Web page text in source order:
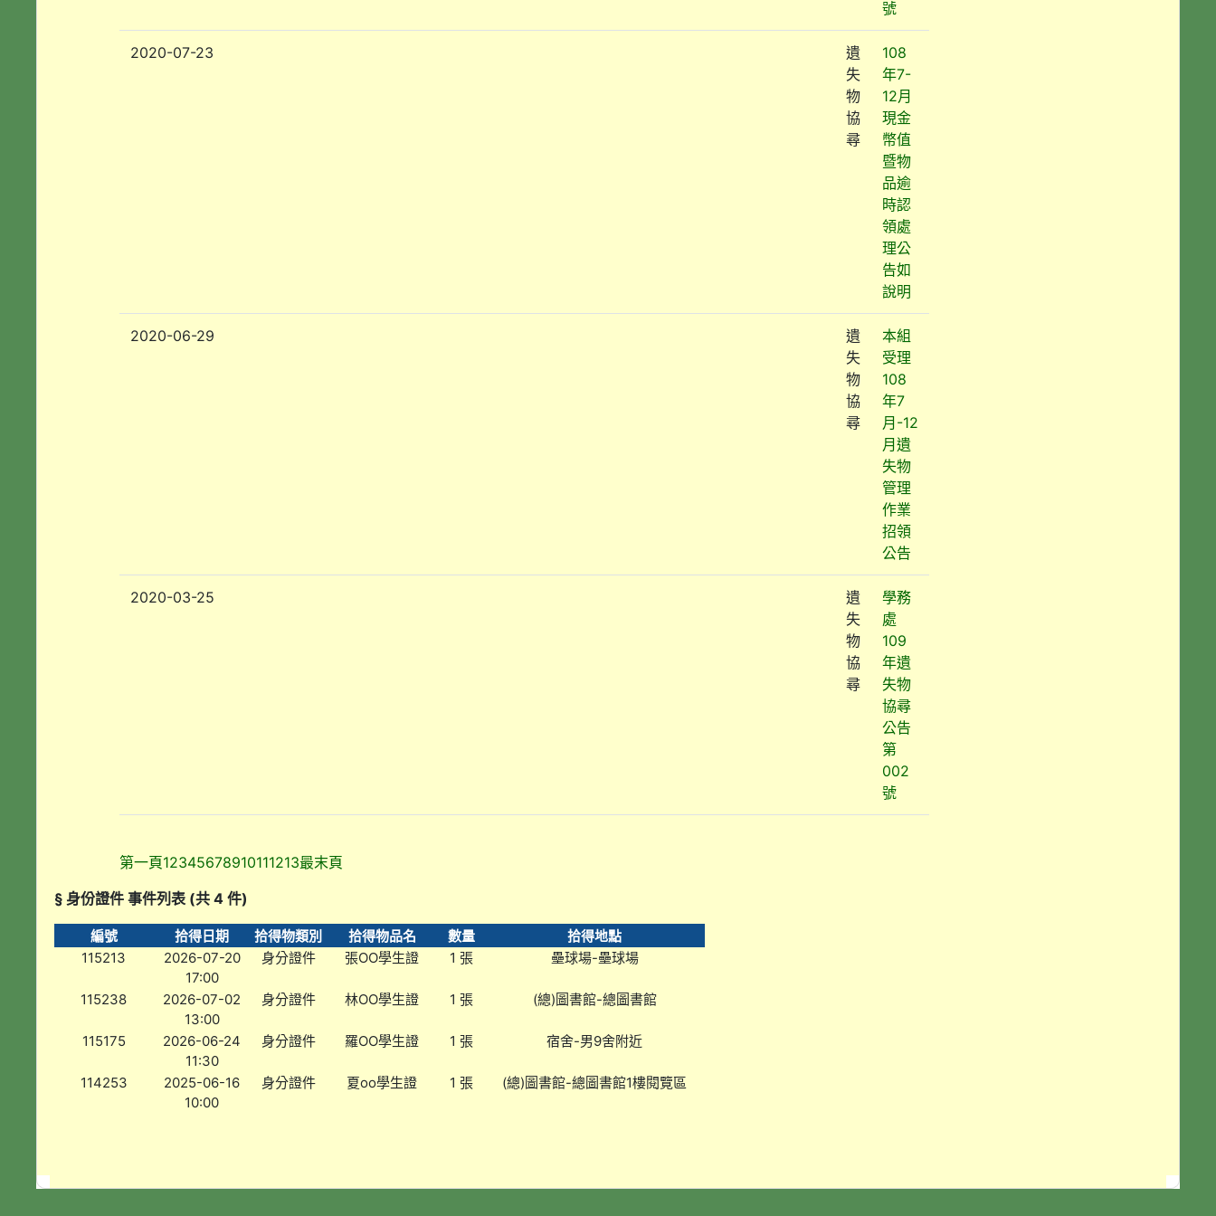
號
2020-07-23
遺
失
物
協
尋
108
年7-
12月
現金
幣值
暨物
品逾
時認
領處
理公
告如
說明
2020-06-29
遺
失
物
協
尋
本組
受理
108
年7
月-12
月遺
失物
管理
作業
招領
公告
2020-03-25
遺
失
物
協
尋
學務
處
109
年遺
失物
協尋
公告
第
002
號
第一頁12345678910111213最末頁
§ 身份證件 事件列表 (共 4 件)
編號 拾得日期 拾得物類別 拾得物品名 數量
拾得地點
115213
2026-07-20
17:00
身分證件 張OO學生證 1 張 壘球場-壘球場
115238
2026-07-02
13:00
身分證件 林OO學生證 1 張 (總)圖書館-總圖書館
115175
2026-06-24
11:30
身分證件 羅OO學生證 1 張 宿舍-男9舍附近
114253
2025-06-16
10:00
身分證件 夏oo學生證 1 張 (總)圖書館-總圖書館1樓閱覽區